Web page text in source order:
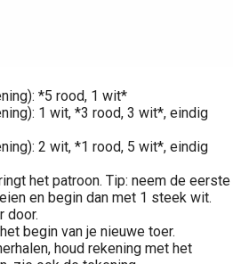
*5 rood, 1 wit*
1 wit, *3 rood, 3 wit*, eindig
2 wit, *1 rood, 5 wit*, eindig
het patroon. Tip: neem de eerste
en begin dan met 1 steek wit.
door.
begin van je nieuwe toer.
houd rekening met het